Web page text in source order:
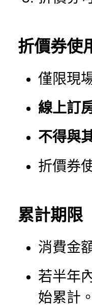
折價券使
僅限現
線上訂
不得與
折價券
累計期限
消費金
若半年
始累計